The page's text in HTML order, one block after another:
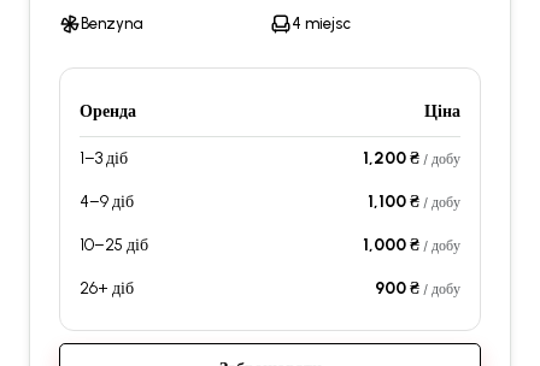
Benzyna 4 miejsc
Оренда Ціна
1–3 діб 1,200 ₴ / добу
4–9 діб 1,100 ₴ / добу
10–25 діб 1,000 ₴ / добу
26+ діб 900 ₴ / добу